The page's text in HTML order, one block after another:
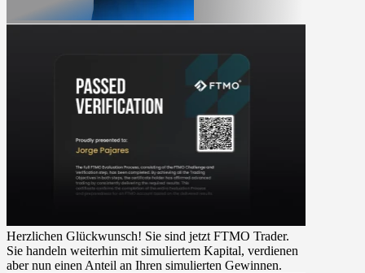
Herzlichen Glückwunsch! Sie sind jetzt FTMO Trader.
Sie handeln weiterhin mit simuliertem Kapital, verdienen
aber nun einen Anteil an Ihren simulierten Gewinnen.